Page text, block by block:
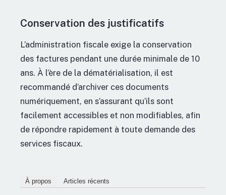
Conservation des justificatifs
L’administration fiscale exige la conservation
des factures pendant une durée minimale de 10
ans. À l’ère de la dématérialisation, il est
recommandé d’archiver ces documents
numériquement, en s’assurant qu’ils sont
facilement accessibles et non modifiables, afin
de répondre rapidement à toute demande des
services fiscaux.
À propos Articles récents